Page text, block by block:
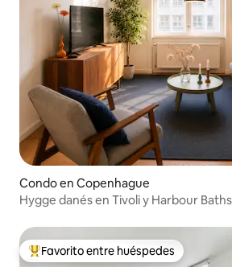
Condo en Copenhague
Hygge danés en Tivoli y Harbour Baths
Favorito entre huéspedes preferido
Favorito entre huéspedes